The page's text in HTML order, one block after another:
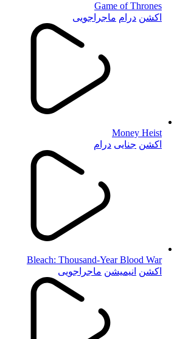
Game of Thrones
اکشن درام ماجراجویی
Money Heist
اکشن جنایی درام
Bleach: Thousand-Year Blood War
اکشن انیمیشن ماجراجویی